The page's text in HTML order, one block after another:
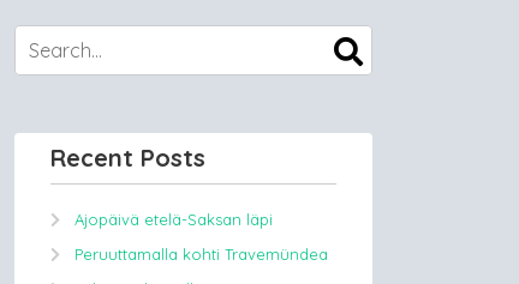
Recent Posts
Ajopäivä etelä-Saksan läpi
Peruuttamalla kohti Travemündea